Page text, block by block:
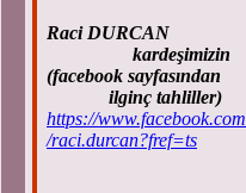
Raci DURCAN
kardeşimizin
(facebook sayfasından
ilginç tahliller)
https://www.facebook.com
/raci.durcan?fref=ts